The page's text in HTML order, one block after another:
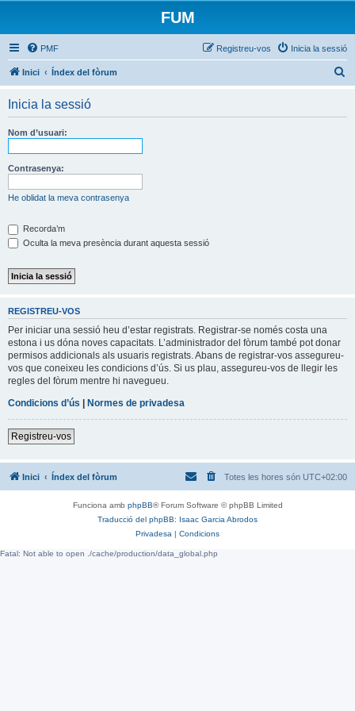
FUM
PMF Inicia la sessió
Registreu-vos
Inici Índex del fòrum
Inicia la sessió
Nom d’usuari:
Contrasenya:
He oblidat la meva contrasenya
Recorda’m
Oculta la meva presència durant aquesta sessió
REGISTREU-VOS
Per iniciar una sessió heu d’estar registrats. Registrar-se només costa una
estona i us dóna noves capacitats. L’administrador del fòrum també pot donar
permisos addicionals als usuaris registrats. Abans de registrar-vos assegureu-
vos que coneixeu les condicions d’ús. Si us plau, assegureu-vos de llegir les
regles del fòrum mentre hi navegueu.
Condicions d’ús | Normes de privadesa
Registreu-vos
Inici Índex del fòrum Totes les hores són UTC+02:00
Funciona amb phpBB® Forum Software © phpBB Limited
Traducció del phpBB: Isaac Garcia Abrodos
Privadesa | Condicions
Fatal: Not able to open ./cache/production/data_global.php